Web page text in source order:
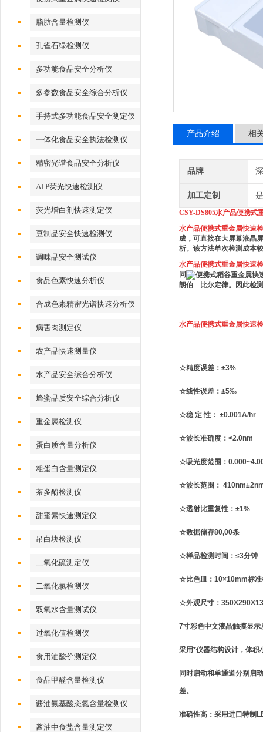
脂肪含量检测仪
孔雀石绿检测仪
多功能食品安全分析仪
多参数食品安全综合分析仪
手持式多功能食品安全测定仪
一体化食品安全执法检测仪
精密光谱食品安全分析仪
ATP荧光快速检测仪
荧光增白剂快速测定仪
豆制品安全快速检测仪
调味品安全测试仪
食品色素快速分析仪
合成色素精密光谱快速分析仪
病害肉测定仪
农产品快速测量仪
水产品安全综合分析仪
蜂蜜品质安全综合分析仪
重金属检测仪
蛋白质含量分析仪
粗蛋白含量测定仪
茶多酚检测仪
甜蜜素快速测定仪
吊白块检测仪
二氧化硫测定仪
二氧化氯检测仪
双氧水含量测试仪
过氧化值检测仪
食用油酸价测定仪
食品甲醛含量检测仪
酱油氨基酸态氮含量检测仪
酱油中食盐含量测定仪
产品介绍 相
品牌
加工定制 是
CSY-DS805水产品便携式
水产品便携式重金属快速
成，可直接在大屏幕液晶
析。该方法单次检测成本
水产品便携式重金属快速
同
朗伯—比尔定律。因此检
水产品便携式重金属快速
☆精度误差：±3%
☆线性误差：±5‰
☆稳 定 性： ±0.001A/hr
☆波长准确度：<2.0nm
☆吸光度范围：
☆波长范围：
☆透射比重复性：±1%
☆数据储存80,00条
☆样品检测时间：≤3分钟
☆比色皿：10×10mm标准
☆外观尺寸：
7寸彩色中文液晶触摸显
采用*仪器结构设计，体积
同时启动和单通道分别启
差。
准确性高：采用进口特制